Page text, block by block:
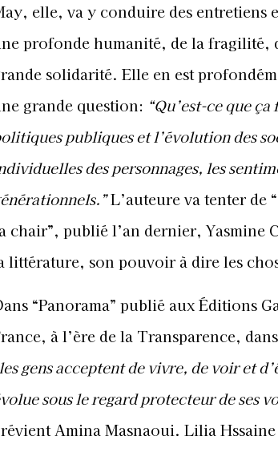
elle, va y conduire des entretiens
profonde humanité, de la fragilité,
solidarité. Elle en est
grande question: “Qu’est-ce que
publiques et l’évolution des
des personnages, les
L’auteure va tenter de
chair”, publié l’an dernier,
littérature, son pouvoir à dire les
“Panorama” publié aux Éditions
à l’ère de la Transparence,
gens acceptent de vivre, de voir et
sous le regard protecteur de ses
Amina Masnaoui. Lilia